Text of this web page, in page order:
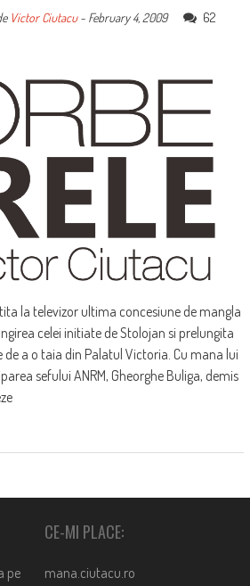
Victor Ciutacu- February 4, 2009
62
la televizor ultima concesiune de mangla
celei initiate de Stolojan si prelungita
a o taia din Palatul Victoria. Cu mana lui
sefului ANRM, Gheorghe Buliga, demis
pe
CE-MI PLACE:
mana.ciutacu.ro